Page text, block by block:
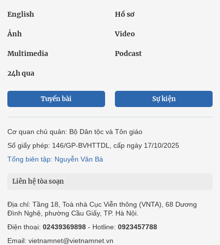
English Hồ sơ
Ảnh Video
Multimedia Podcast
24h qua
Tuyến bài Sự kiện
Cơ quan chủ quản: Bộ Dân tộc và Tôn giáo
Số giấy phép: 146/GP-BVHTTDL, cấp ngày 17/10/2025
Tổng biên tập: Nguyễn Văn Bá
Liên hệ tòa soạn
Địa chỉ: Tầng 18, Toà nhà Cục Viễn thông (VNTA), 68 Dương
Đình Nghệ, phường Cầu Giấy, TP. Hà Nội.
Điện thoại: 02439369898 - Hotline: 0923457788
Email: vietnamnet@vietnamnet.vn